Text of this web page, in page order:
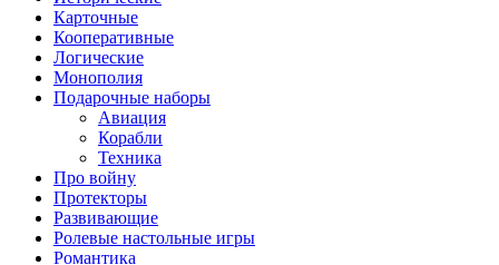
Карточные
Кооперативные
Логические
Монополия
Подарочные наборы
Авиация
Корабли
Техника
Про войну
Протекторы
Развивающие
Ролевые настольные игры
Романтика